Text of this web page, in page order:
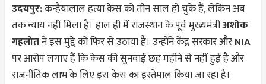
उदयपुर:कन्हैयालाल हत्या केस को तीन साल हो चुके हैं, लेकिन अब
तक न्याय नहीं मिला है। हाल ही में राजस्थान के पूर्व मुख्यमंत्रीअशोक
गहलोतने इस मुद्दे को फिर से उठाया है। उन्होंने केंद्र सरकार औरNIA
पर आरोप लगाए हैं कि केस की सुनवाई छह महीने से नहीं हुई है और
राजनीतिक लाभ के लिए इस केस का इस्तेमाल किया जा रहा है।